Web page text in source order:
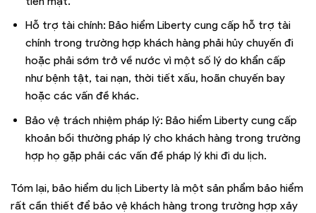
Hỗ trợ tài chính: Bảo hiểm Liberty cung cấp hỗ trợ tài
chính trong trường hợp khách hàng phải hủy chuyến đi
hoặc phải sớm trở về nước vì một số lý do khẩn cấp
như bệnh tật, tai nạn, thời tiết xấu, hoãn chuyến bay
hoặc các vấn đề khác.
Bảo vệ trách nhiệm pháp lý: Bảo hiểm Liberty cung cấp
khoản bồi thường pháp lý cho khách hàng trong trường
hợp họ gặp phải các vấn đề pháp lý khi đi du lịch.
Tóm lại, bảo hiểm du lịch Liberty là một sản phẩm bảo hiểm
rất cần thiết để bảo vệ khách hàng trong trường hợp xảy